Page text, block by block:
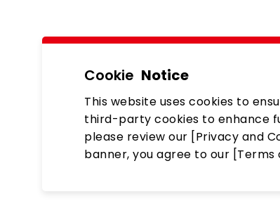
Cookie Notice
This website uses cookies to
third-party cookies to enhance
please review our [Privacy and
banner, you agree to our [Terms